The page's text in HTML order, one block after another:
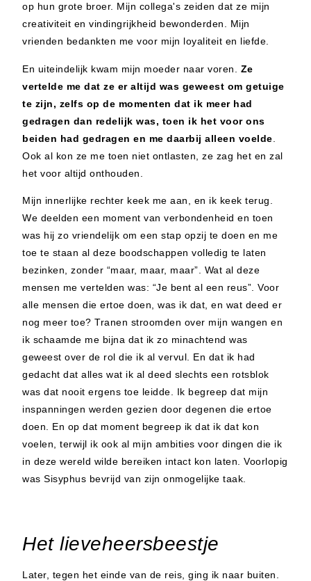
op hun grote broer. Mijn collega's zeiden dat ze mijn
creativiteit en vindingrijkheid bewonderden. Mijn
vrienden bedankten me voor mijn loyaliteit en liefde.
En uiteindelijk kwam mijn moeder naar voren. Ze
vertelde medat ze er altijd was geweest om getuige
te zijn, zelfs op de momenten dat ik meer had
gedragen dan redelijk was, toen ik het voor ons
beiden had gedragen en me daarbij alleen voelde
Ook al kon ze me toen niet ontlasten, ze zag het en zal
het voor altijd onthouden.
Mijn innerlijke rechter keek me aan, en ik keek terug.
We deelden een moment van verbondenheid en toen
was hij zo vriendelijk om een stap opzij te doen en me
toe te staan al deze boodschappen volledig te laten
bezinken, zonder “maar, maar, maar”. Wat al deze
mensen me vertelden was: “Je bent al een reus”. Voor
alle mensen die ertoe doen, was ik dat, en wat deed er
nog meer toe? Tranen stroomden over mijn wangen en
ik schaamde me bijna dat ik zo minachtend was
geweest over de rol die ik al vervul. En dat ik had
gedacht dat alles wat ik al deed slechts een rotsblok
was dat nooit ergens toe leidde. Ik begreep dat mijn
inspanningen werden gezien door degenen die ertoe
doen. En op dat moment begreep ik dat ik dat kon
voelen, terwijl ik ook al mijn ambities voor dingen die ik
in deze wereld wilde bereiken intact kon laten. Voorlopig
was Sisyphus bevrijd van zijn onmogelijke taak.
Het lieveheersbeestje
Later, tegen het einde van de reis, ging ik naar buiten.